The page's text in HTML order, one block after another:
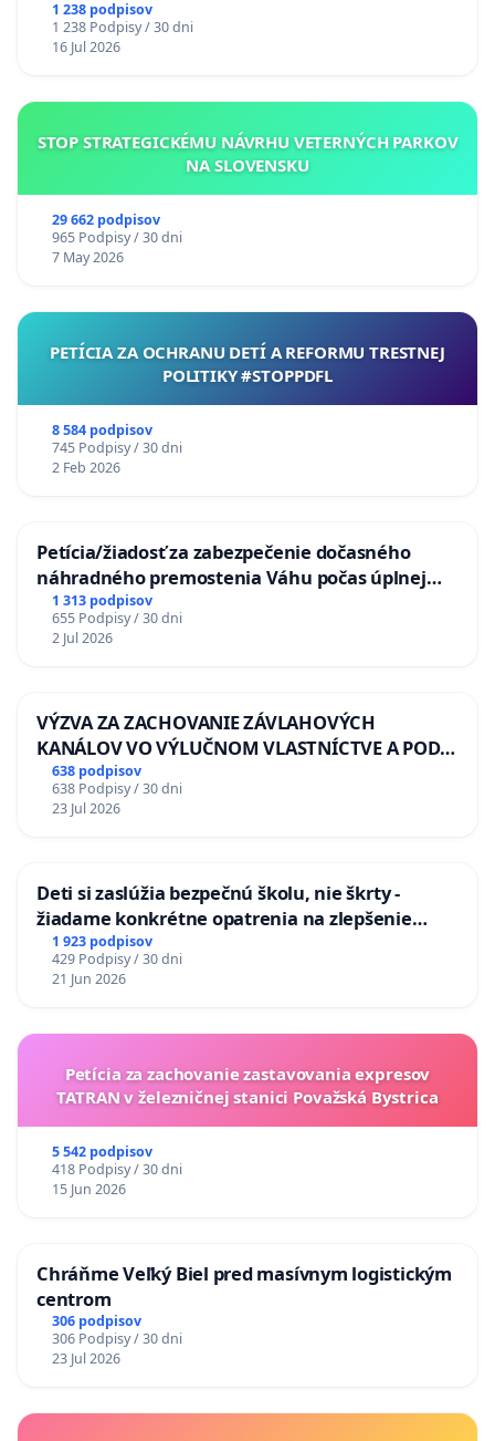
chrbticu?
1 238 podpisov
1 238 Podpisy / 30 dni
16 Jul 2026
STOP STRATEGICKÉMU NÁVRHU VETERNÝCH PARKOV
NA SLOVENSKU
29 662 podpisov
965 Podpisy / 30 dni
7 May 2026
PETÍCIA ZA OCHRANU DETÍ A REFORMU TRESTNEJ
POLITIKY #STOPPDFL
8 584 podpisov
745 Podpisy / 30 dni
2 Feb 2026
Petícia/žiadosť za zabezpečenie dočasného
náhradného premostenia Váhu počas úplnej
uzávery Vážskeho mosta v Komárne
1 313 podpisov
655 Podpisy / 30 dni
2 Jul 2026
VÝZVA ZA ZACHOVANIE ZÁVLAHOVÝCH
KANÁLOV VO VÝLUČNOM VLASTNÍCTVE A POD
KONTROLOU SLOVENSKEJ REPUBLIKY & žiadosť
na riešenie zanedbaného stavu závlahových a
odvodňovacích kanálov na Slovensku
638 podpisov
638 Podpisy / 30 dni
23 Jul 2026
Deti si zaslúžia bezpečnú školu, nie škrty -
žiadame konkrétne opatrenia na zlepšenie
situácie v školstve
1 923 podpisov
429 Podpisy / 30 dni
21 Jun 2026
Petícia za zachovanie zastavovania expresov
TATRAN v železničnej stanici Považská Bystrica
5 542 podpisov
418 Podpisy / 30 dni
15 Jun 2026
Chráňme Veľký Biel pred masívnym logistickým
centrom
306 podpisov
306 Podpisy / 30 dni
23 Jul 2026